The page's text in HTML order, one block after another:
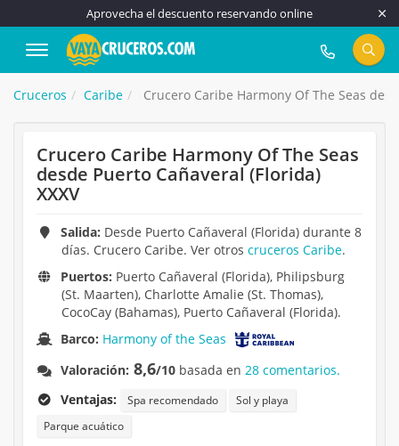
Aprovecha el descuento reservando online
917 815 555
Cruceros Caribe Crucero Caribe Harmony Of The Seas
Crucero Caribe Harmony Of The Seas
desde Puerto Cañaveral (Florida)
XXXV
Salida: Desde Puerto Cañaveral (Florida) durante 8
días. Crucero Caribe. Ver otros cruceros Caribe.
Puertos: Puerto Cañaveral (Florida), Philipsburg
(St. Maarten), Charlotte Amalie (St. Thomas),
CocoCay (Bahamas), Puerto Cañaveral (Florida).
Barco: Harmony of the Seas
Valoración: 8,6/10 basada en28 comentarios.
Ventajas:
Spa recomendado
Sol y playa
Parque acuático